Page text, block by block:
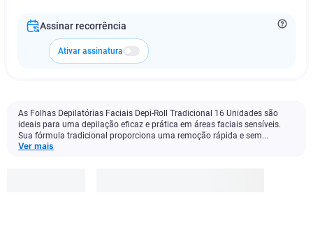
Assinar recorrência
Ativar assinatura
As Folhas Depilatórias Faciais Depi-Roll Tradicional 16 Unidades são
ideais para uma depilação eficaz e prática em áreas faciais sensíveis.
Sua fórmula tradicional proporciona uma remoção rápida e sem...
Ver mais